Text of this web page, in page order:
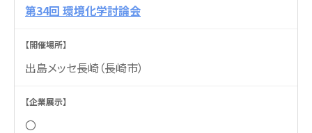
第34回 環境化学討論会
出島メッセ長崎（長崎市）
〇